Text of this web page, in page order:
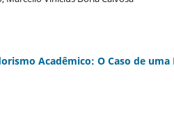
Acadêmico: O Caso de